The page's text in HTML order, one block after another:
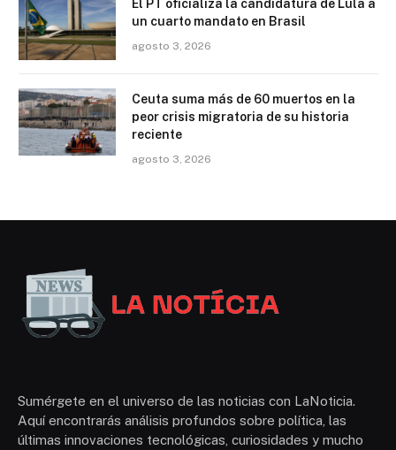
El PT oficializa la candidatura de Lula a
un cuarto mandato en Brasil
agosto 3, 2026
Ceuta suma más de 60 muertos en la
peor crisis migratoria de su historia
reciente
agosto 3, 2026
Sumérgete en el universo de las noticias con LaNoticia.
Aquí encontrarás análisis profundos sobre política, las
últimas innovaciones tecnológicas, curiosidades y mucho